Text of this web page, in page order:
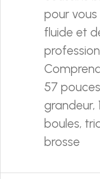
pour
fluide et
57
grandeur,
boules,
brosse